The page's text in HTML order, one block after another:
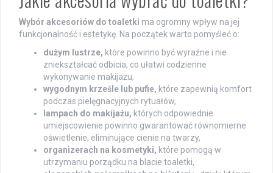
Wybór akcesoriów do toaletki ma ogromny wpływ na jej
funkcjonalność i estetykę. Na początek warto pomyśleć o:
dużym lustrze, które powinno być wyraźne i nie
zniekształcać odbicia, co ułatwi codzienne
wykonywanie makijażu,
wygodnym krześle lub pufie, które zapewnią komfort
podczas pielęgnacyjnych rytuałów,
lampach do makijażu, których odpowiednie
umiejscowienie powinno gwarantować równomierne
oświetlenie, eliminujące cienie na twarzy,
organizerach na kosmetyki, które pomogą w
utrzymaniu porządku na blacie toaletki,